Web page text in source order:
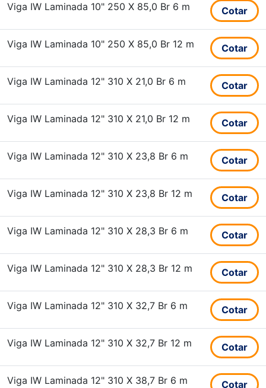
Viga IW Laminada 10" 250 X 85,0 Br 6 m Cotar
Viga IW Laminada 10" 250 X 85,0 Br 12 m Cotar
Viga IW Laminada 12" 310 X 21,0 Br 6 m Cotar
Viga IW Laminada 12" 310 X 21,0 Br 12 m Cotar
Viga IW Laminada 12" 310 X 23,8 Br 6 m Cotar
Viga IW Laminada 12" 310 X 23,8 Br 12 m Cotar
Viga IW Laminada 12" 310 X 28,3 Br 6 m Cotar
Viga IW Laminada 12" 310 X 28,3 Br 12 m Cotar
Viga IW Laminada 12" 310 X 32,7 Br 6 m Cotar
Viga IW Laminada 12" 310 X 32,7 Br 12 m Cotar
Viga IW Laminada 12" 310 X 38,7 Br 6 m Cotar